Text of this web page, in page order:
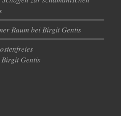
Raum bei Birgit Gentis
Gentis